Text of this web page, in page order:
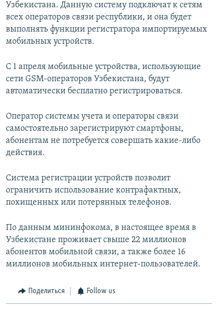
Узбекистана. Данную систему подключат к сетям
всех операторов связи республики, и она будет
выполнять функции регистратора импортируемых
мобильных устройств.
С 1 апреля мобильные устройства, использующие
сети GSM-операторов Узбекистана, будут
автоматически бесплатно регистрироваться.
Оператор системы учета и операторы связи
самостоятельно зарегистрируют смартфоны,
абонентам не потребуется совершать какие-либо
действия.
Система регистрации устройств позволит
ограничить использование контрафактных,
похищенных или потерянных телефонов.
По данным мининфокома, в настоящее время в
Узбекистане проживает свыше 22 миллионов
абонентов мобильной связи, а также более 16
миллионов мобильных интернет-пользователей.
Поделиться Follow us